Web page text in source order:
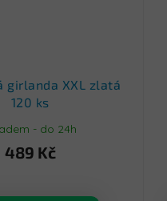
girlanda XXL zlatá
120 ks
- do 24h
489 Kč